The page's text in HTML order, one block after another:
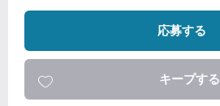
応募する
キープする